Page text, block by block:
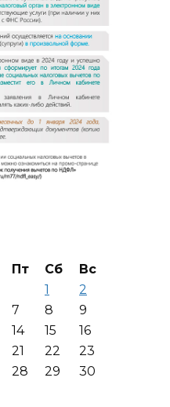
Пт Сб
Вс
1
2
7 8
9
14 15
16
21 22
23
28 29
30